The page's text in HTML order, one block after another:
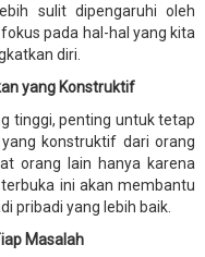
sulit dipengaruhi oleh
pada hal-hal yang kita
diri.
yang Konstruktif
tinggi, penting untuk tetap
konstruktif dari orang
orang lain hanya karena
ini akan membantu
pribadi yang lebih baik.
Masalah